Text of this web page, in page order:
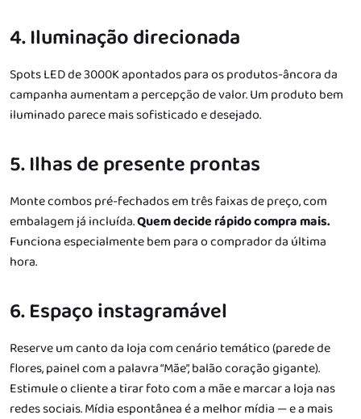
4. Iluminação direcionada
Spots LED de 3000K apontados para os produtos-âncora da
campanha aumentam a percepção de valor. Um produto bem
iluminado parece mais sofisticado e desejado.
5. Ilhas de presente prontas
Monte combos pré-fechados em três faixas de preço, com
embalagem já incluída.Quem decide rápido compra mais.
Funciona especialmente bem para o comprador da última
hora.
6. Espaço instagramável
Reserve um canto da loja com cenário temático (parede de
flores, painel com a palavra “Mãe”, balão coração gigante).
Estimule o cliente a tirar foto com a mãe e marcar a loja nas
redes sociais. Mídia espontânea é a melhor mídia — e a mais